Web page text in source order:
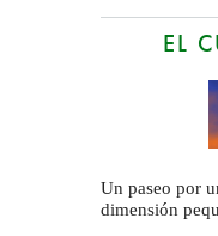
EL
Un paseo por
dimensión